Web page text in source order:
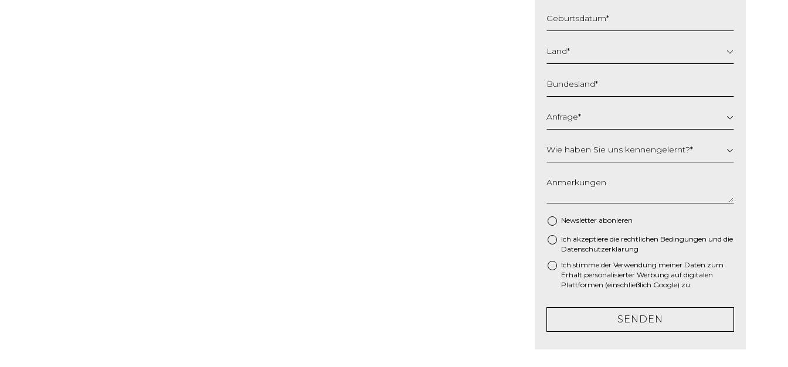
Geburtsdatum*
Schrägstrich
MM
JJJJ
Land*
Bundesland*
Anfrage*
Wie haben Sie uns kennengelernt?*
Anmerkungen
Newsletter abonieren
* Ich akzeptiere die rechtlichen Bedingungen und die
Datenschutzerklärung
Ich stimme der Verwendung meiner Daten zum
Erhalt personalisierter Werbung auf digitalen
Plattformen (einschließlich Google) zu.
SENDEN